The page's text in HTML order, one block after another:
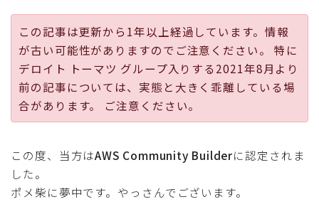
ビジネス
リモートワーク
社内制度
公式ページ
この記事は更新から1年以上経過しています。情報
が古い可能性がありますのでご注意ください。 特に
デロイト トーマツ グループ入りする2021年8月より
前の記事については、実態と大きく乖離している場
合があります。 ご注意ください。
この度、当方はAWS Community Builderに認定されま
した。
ポメ柴に夢中です。やっさんでございます。